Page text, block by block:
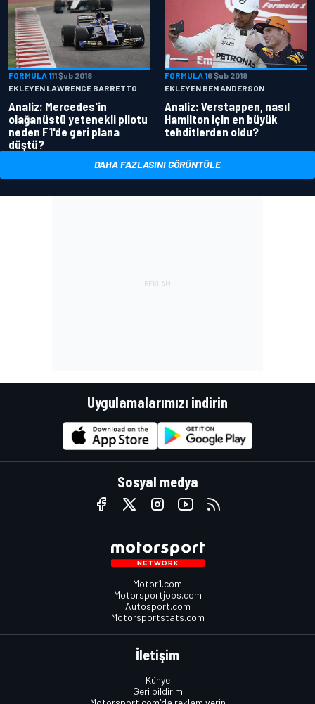
FORMULA 111 Şub 2018
EKLEYEN LAWRENCE BARRETTO
Analiz: Mercedes'in
olağanüstü yetenekli pilotu
neden F1'de geri plana
düştü?
FORMULA 16 Şub 2018
EKLEYEN BEN ANDERSON
Analiz: Verstappen, nasıl
Hamilton için en büyük
tehditlerden oldu?
DAHA FAZLASINI GÖRÜNTÜLE
Uygulamalarımızı indirin
Sosyal medya
Motor1.com
Motorsportjobs.com
Autosport.com
Motorsportstats.com
İletişim
Künye
Geri bildirim